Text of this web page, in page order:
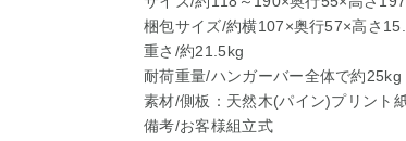
梱包サイズ/約横107×奥行57×高さ
重さ/約21.5kg
耐荷重量/ハンガーバー全体で約25kg
素材/側板：天然木(パイン)プリント
備考/お客様組立式